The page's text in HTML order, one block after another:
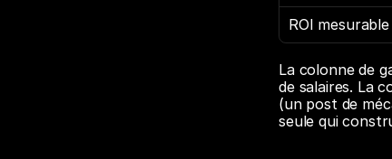
ROI mesurable
La colonne de
de salaires. La
(un post de
seule qui